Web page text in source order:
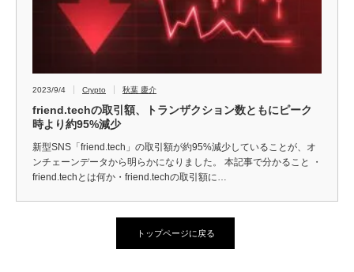
2023/9/4 Crypto 秋葉 慶介
friend.techの取引額、トランザクション数ともにピーク
時より約95%減少
新型SNS「friend.tech」の取引額が約95%減少していることが、オ
ンチェーンデータから明らかになりました。 本記事で分かること ・
friend.techとは何か・friend.techの取引額に…
トップページに戻る